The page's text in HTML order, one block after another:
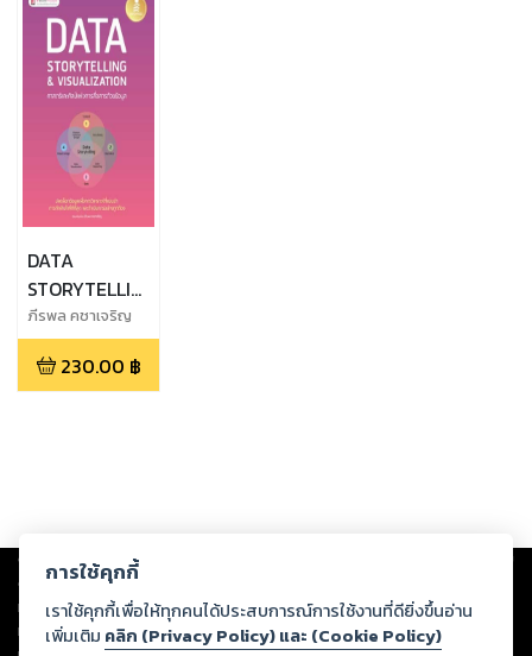
DATA
STORYTELLING
&
VISUALIZATION
ศาสตร์และศิลป์
ภีรพล คชาเจริญ
230.00 ฿
Copyright © 2026
ต่อผลงานหรือเนื้อหาใดที่อัปโหลดผ่านเว็บไซต์และปรากฏว่าละเมิดสิทธิใน
ทรัพย์สินทางปัญญาของบุคคลอื่นหรือขัดต่อกฎหมายและศีลธรรม ดังนั้น ผู้อ่าน
ทุกท่านโปรดใช้วิจารณญาณในการกลั่นกรองด้วยตนเอง และหากท่านพบว่าส่วน
การใช้คุกกี้
เราใช้คุกกี้เพื่อให้ทุกคนได้ประสบการณ์การใช้งานที่ดียิ่งขึ้นอ่าน
เพิ่มเติม คลิก (Privacy Policy) และ (Cookie Policy)